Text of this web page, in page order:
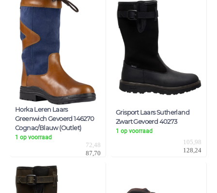
Horka Leren Laars
Greenwich Gevoerd 146270
Cognac/Blauw (Outlet)
1 op voorraad
72,48
87,70
Grisport Laars Sutherland
Zwart Gevoerd 40273
1 op voorraad
105,98
128,24